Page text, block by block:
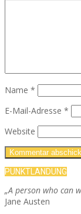
Name *
E-Mail-Adresse *
Website
PUNKTLANDUNG
„A person who can
Jane Austen